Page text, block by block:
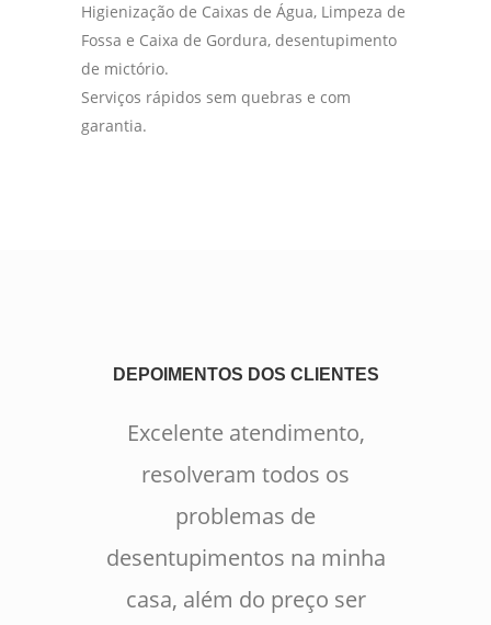
Higienização de Caixas de Água, Limpeza de
Fossa e Caixa de Gordura, desentupimento
de mictório.
Serviços rápidos sem quebras e com
garantia.
DEPOIMENTOS DOS CLIENTES
Excelente atendimento,
resolveram todos os
problemas de
desentupimentos na minha
casa, além do preço ser